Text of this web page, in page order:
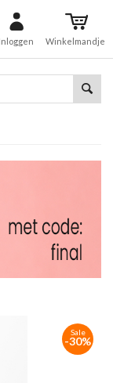
Inloggen Winkelmandje
Sale
-30%